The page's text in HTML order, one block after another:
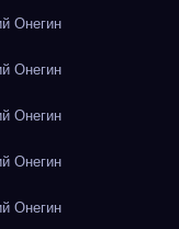
Онегин
Онегин
Онегин
Онегин
Онегин